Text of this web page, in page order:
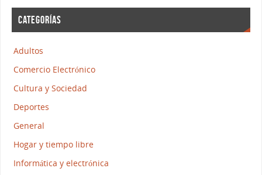
CATEGORÍAS
Adultos
Comercio Electrónico
Cultura y Sociedad
Deportes
General
Hogar y tiempo libre
Informática y electrónica